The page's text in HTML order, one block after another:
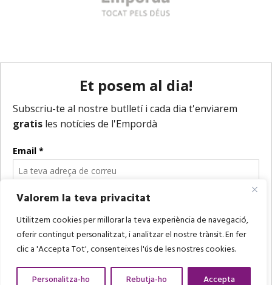
Valorem la teva privacitat
Utilitzem cookies per millorar la teva experiència de navegació,
oferir contingut personalitzat, i analitzar el nostre trànsit. En fer
clic a 'Accepta Tot', consenteixes l'ús de les nostres cookies.
Personalitza-ho Rebutja-ho Accepta